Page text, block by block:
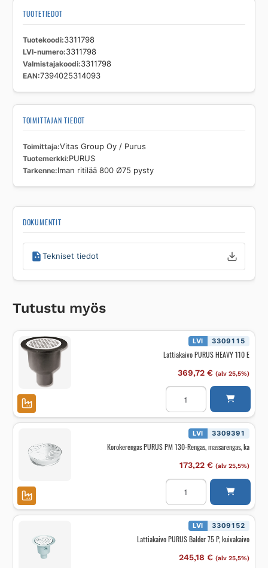
TUOTETIEDOT
Tuotekoodi 3311798
LVI-numero 3311798
Valmistajakoodi 3311798
EAN 7394025314093
TOIMITTAJAN TIEDOT
Toimittaja Vitas Group Oy / Purus
Tuotemerkki PURUS
Tarkenne lman ritilää 800 Ø75 pysty
DOKUMENTIT
Tekniset tiedot
Tutustu myös
LVI 3309115
Lattiakaivo PURUS HEAVY 110 E
369,72 € (alv 25,5%)
Lattiakaivo
PURUS
HEAVY
110
E
määrä LVI 3309391
Korokerengas PURUS PM 130-Rengas, massarengas, ka
173,22 € (alv 25,5%)
Korokerengas
PURUS
130-
Rengas,
massarengas,
määrä
LVI 3309152
Lattiakaivo PURUS Balder 75 P, kuivakaivo
245,18 € (alv 25,5%)